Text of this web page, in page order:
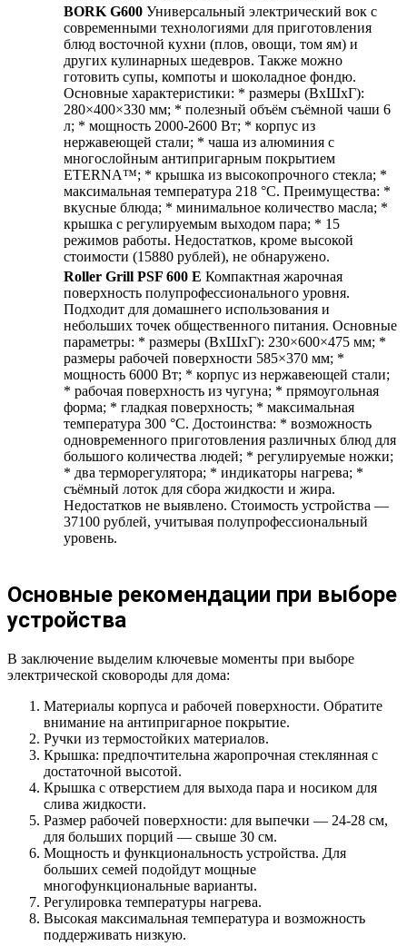
BORK G600 Универсальный электрический вок с
современными технологиями для приготовления
блюд восточной кухни (плов, овощи, том ям) и
других кулинарных шедевров. Также можно
готовить супы, компоты и шоколадное фондю.
Основные характеристики: * размеры (ВхШхГ):
280×400×330 мм; * полезный объём съёмной чаши 6
л; * мощность 2000-2600 Вт; * корпус из
нержавеющей стали; * чаша из алюминия с
многослойным антипригарным покрытием
ETERNA™; * крышка из высокопрочного стекла; *
максимальная температура 218 °С. Преимущества: *
вкусные блюда; * минимальное количество масла; *
крышка с регулируемым выходом пара; * 15
режимов работы. Недостатков, кроме высокой
стоимости (15880 рублей), не обнаружено.
Roller Grill PSF 600 E Компактная жарочная
поверхность полупрофессионального уровня.
Подходит для домашнего использования и
небольших точек общественного питания. Основные
параметры: * размеры (ВхШхГ): 230×600×475 мм; *
размеры рабочей поверхности 585×370 мм; *
мощность 6000 Вт; * корпус из нержавеющей стали;
* рабочая поверхность из чугуна; * прямоугольная
форма; * гладкая поверхность; * максимальная
температура 300 °С. Достоинства: * возможность
одновременного приготовления различных блюд для
большого количества людей; * регулируемые ножки;
* два терморегулятора; * индикаторы нагрева; *
съёмный лоток для сбора жидкости и жира.
Недостатков не выявлено. Стоимость устройства —
37100 рублей, учитывая полупрофессиональный
уровень.
Основные рекомендации при выборе
устройства
В заключение выделим ключевые моменты при выборе
электрической сковороды для дома:
Материалы корпуса и рабочей поверхности. Обратите
внимание на антипригарное покрытие.
Ручки из термостойких материалов.
Крышка: предпочтительна жаропрочная стеклянная с
достаточной высотой.
Крышка с отверстием для выхода пара и носиком для
слива жидкости.
Размер рабочей поверхности: для выпечки — 24-28 см,
для больших порций — свыше 30 см.
Мощность и функциональность устройства. Для
больших семей подойдут мощные
многофункциональные варианты.
Регулировка температуры нагрева.
Высокая максимальная температура и возможность
поддерживать низкую.